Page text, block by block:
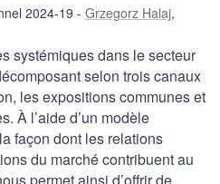
2024-19 Grzegorz Halaj,
systémiques dans le secteur
selon trois canaux
les expositions communes et
À l’aide d’un modèle
façon dont les relations
du marché contribuent au
permet ainsi d’offrir de